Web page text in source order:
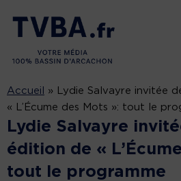
Accueil »
Lydie Salvayre invitée
« L’Écume des Mots »: tout le
Lydie Salvayre
édition de «
tout le programme